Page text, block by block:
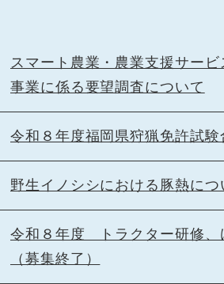
スマート農業・農業支援サー
事業に係る要望調査について
令和８年度福岡県狩猟免許試験
野生イノシシにおける豚熱につ
令和８年度 トラクター研修、
（募集終了）